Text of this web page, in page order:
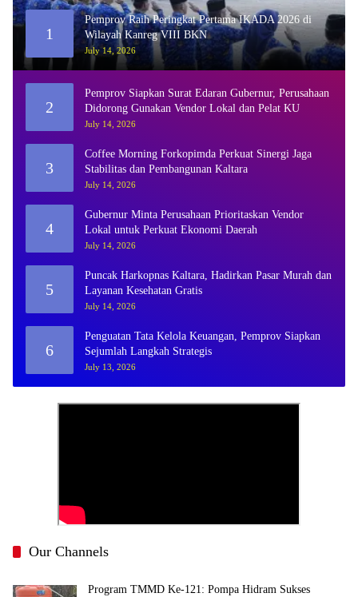
1
Pemprov Raih Peringkat Pertama IKADA 2026 di
Wilayah Kanreg VIII BKN
July 14, 2026
2
Pemprov Siapkan Surat Edaran Gubernur, Perusahaan
Didorong Gunakan Vendor Lokal dan Pelat KU
July 14, 2026
3
Coffee Morning Forkopimda Perkuat Sinergi Jaga
Stabilitas dan Pembangunan Kaltara
July 14, 2026
4
Gubernur Minta Perusahaan Prioritaskan Vendor
Lokal untuk Perkuat Ekonomi Daerah
July 14, 2026
5
Puncak Harkopnas Kaltara, Hadirkan Pasar Murah dan
Layanan Kesehatan Gratis
July 14, 2026
6
Penguatan Tata Kelola Keuangan, Pemprov Siapkan
Sejumlah Langkah Strategis
July 13, 2026
Our Channels
Program TMMD Ke-121: Pompa Hidram Sukses